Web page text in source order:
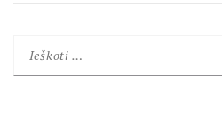
Ieškoti: